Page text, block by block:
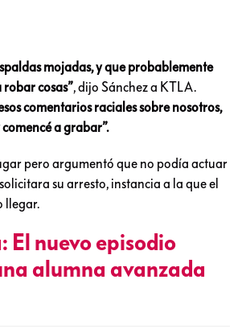
mojadas, y que probablemente
cosas”, dijo Sánchez a KTLA.
comentarios raciales sobre nosotros,
a grabar”.
pero argumentó que no podía actuar
su arresto, instancia a la que el
llegar.
El nuevo episodio
alumna avanzada